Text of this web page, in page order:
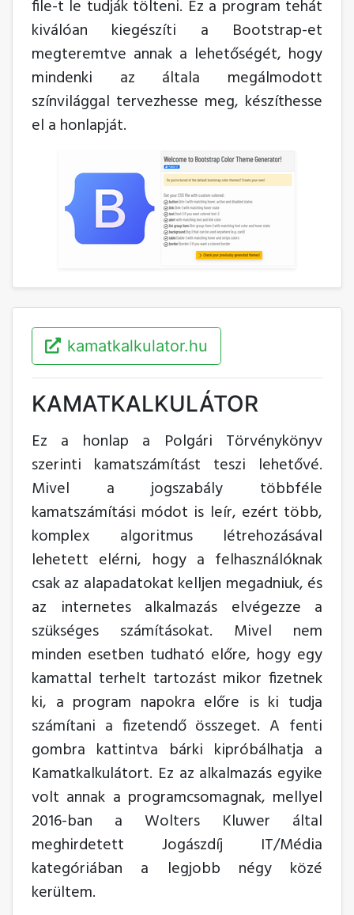
file-t le tudják tölteni. Ez a program tehát
kiválóan kiegészíti a Bootstrap-et
megteremtve annak a lehetőségét, hogy
mindenki az általa megálmodott
színvilággal tervezhesse meg, készíthesse
el a honlapját.
kamatkalkulator.hu
KAMATKALKULÁTOR
Ez a honlap a Polgári Törvénykönyv
szerinti kamatszámítást teszi lehetővé.
Mivel a jogszabály többféle
kamatszámítási módot is leír, ezért több,
komplex algoritmus létrehozásával
lehetett elérni, hogy a felhasználóknak
csak az alapadatokat kelljen megadniuk, és
az internetes alkalmazás elvégezze a
szükséges számításokat. Mivel nem
minden esetben tudható előre, hogy egy
kamattal terhelt tartozást mikor fizetnek
ki, a program napokra előre is ki tudja
számítani a fizetendő összeget. A fenti
gombra kattintva bárki kipróbálhatja a
Kamatkalkulátort. Ez az alkalmazás egyike
volt annak a programcsomagnak, mellyel
2016-ban a Wolters Kluwer által
meghirdetett Jogászdíj IT/Média
kategóriában a legjobb négy közé
kerültem.